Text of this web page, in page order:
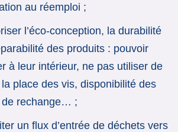
au réemploi ;
l’éco-conception, la durabilité
des produits : pouvoir
à leur intérieur, ne pas utiliser de
place des vis, disponibilité des
de rechange… ;
un flux d’entrée de déchets vers